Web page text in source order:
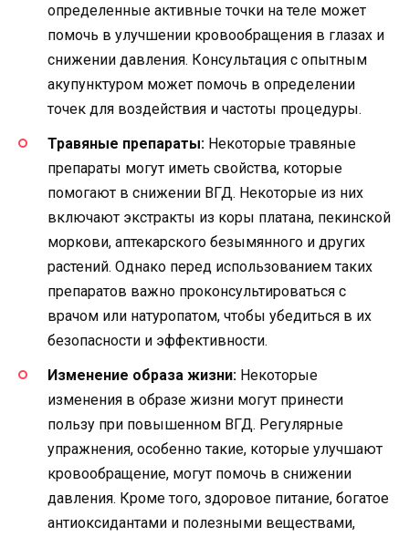
определенные активные точки на теле может
помочь в улучшении кровообращения в глазах и
снижении давления. Консультация с опытным
акупунктуром может помочь в определении
точек для воздействия и частоты процедуры.
Травяные препараты: Некоторые травяные
препараты могут иметь свойства, которые
помогают в снижении ВГД. Некоторые из них
включают экстракты из коры платана, пекинской
моркови, аптекарского безымянного и других
растений. Однако перед использованием таких
препаратов важно проконсультироваться с
врачом или натуропатом, чтобы убедиться в их
безопасности и эффективности.
Изменение образа жизни: Некоторые
изменения в образе жизни могут принести
пользу при повышенном ВГД. Регулярные
упражнения, особенно такие, которые улучшают
кровообращение, могут помочь в снижении
давления. Кроме того, здоровое питание, богатое
антиоксидантами и полезными веществами,